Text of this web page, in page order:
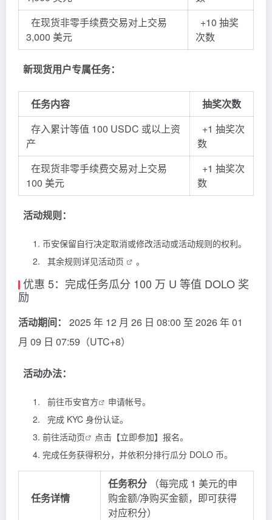
在现货非零手续费交易对上交易
3,000 美元
+10 抽奖
次数
新现货用户专属任务：
任务内容
抽奖次数
存入累计等值 100 USDC 或以上资
产
+1 抽奖次
数
在现货非零手续费交易对上交易
100 美元
+1 抽奖次
数
活动规则：
币安保留自行决定取消或修改活动或活动规则的权利。
其余规则详见活动页 。
优惠 5：完成任务瓜分 100 万 U 等值 DOLO 奖
励
活动期间：
2025 年 12 月 26 日 08:00 至 2026 年 01
月 09 日 07:59（UTC+8）
活动办法：
前往币安官方
申请帐号。
完成 KYC 身份认证。
前往活动页
点击【立即参加】报名。
完成任务获得积分，并依积分排行瓜分 DOLO 币。
任务详情
任务积分
（每完成 1 美元的申
购金额/净购买金额，即可获得
对应积分）